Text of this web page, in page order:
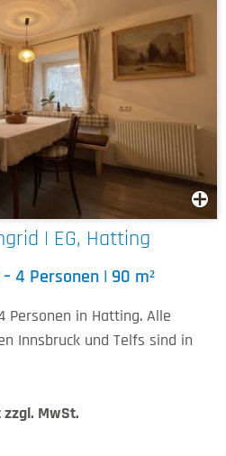
| EG, Hatting
4 Personen | 90 m²
Personen in Hatting. Alle
Innsbruck und Telfs sind in
MwSt.